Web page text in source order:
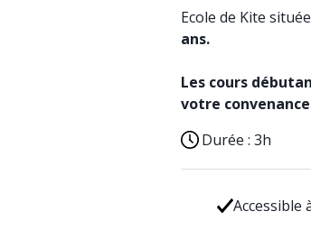
Ecole de Kite
ans.
Les cours
votre
Durée : 3h
Accessible